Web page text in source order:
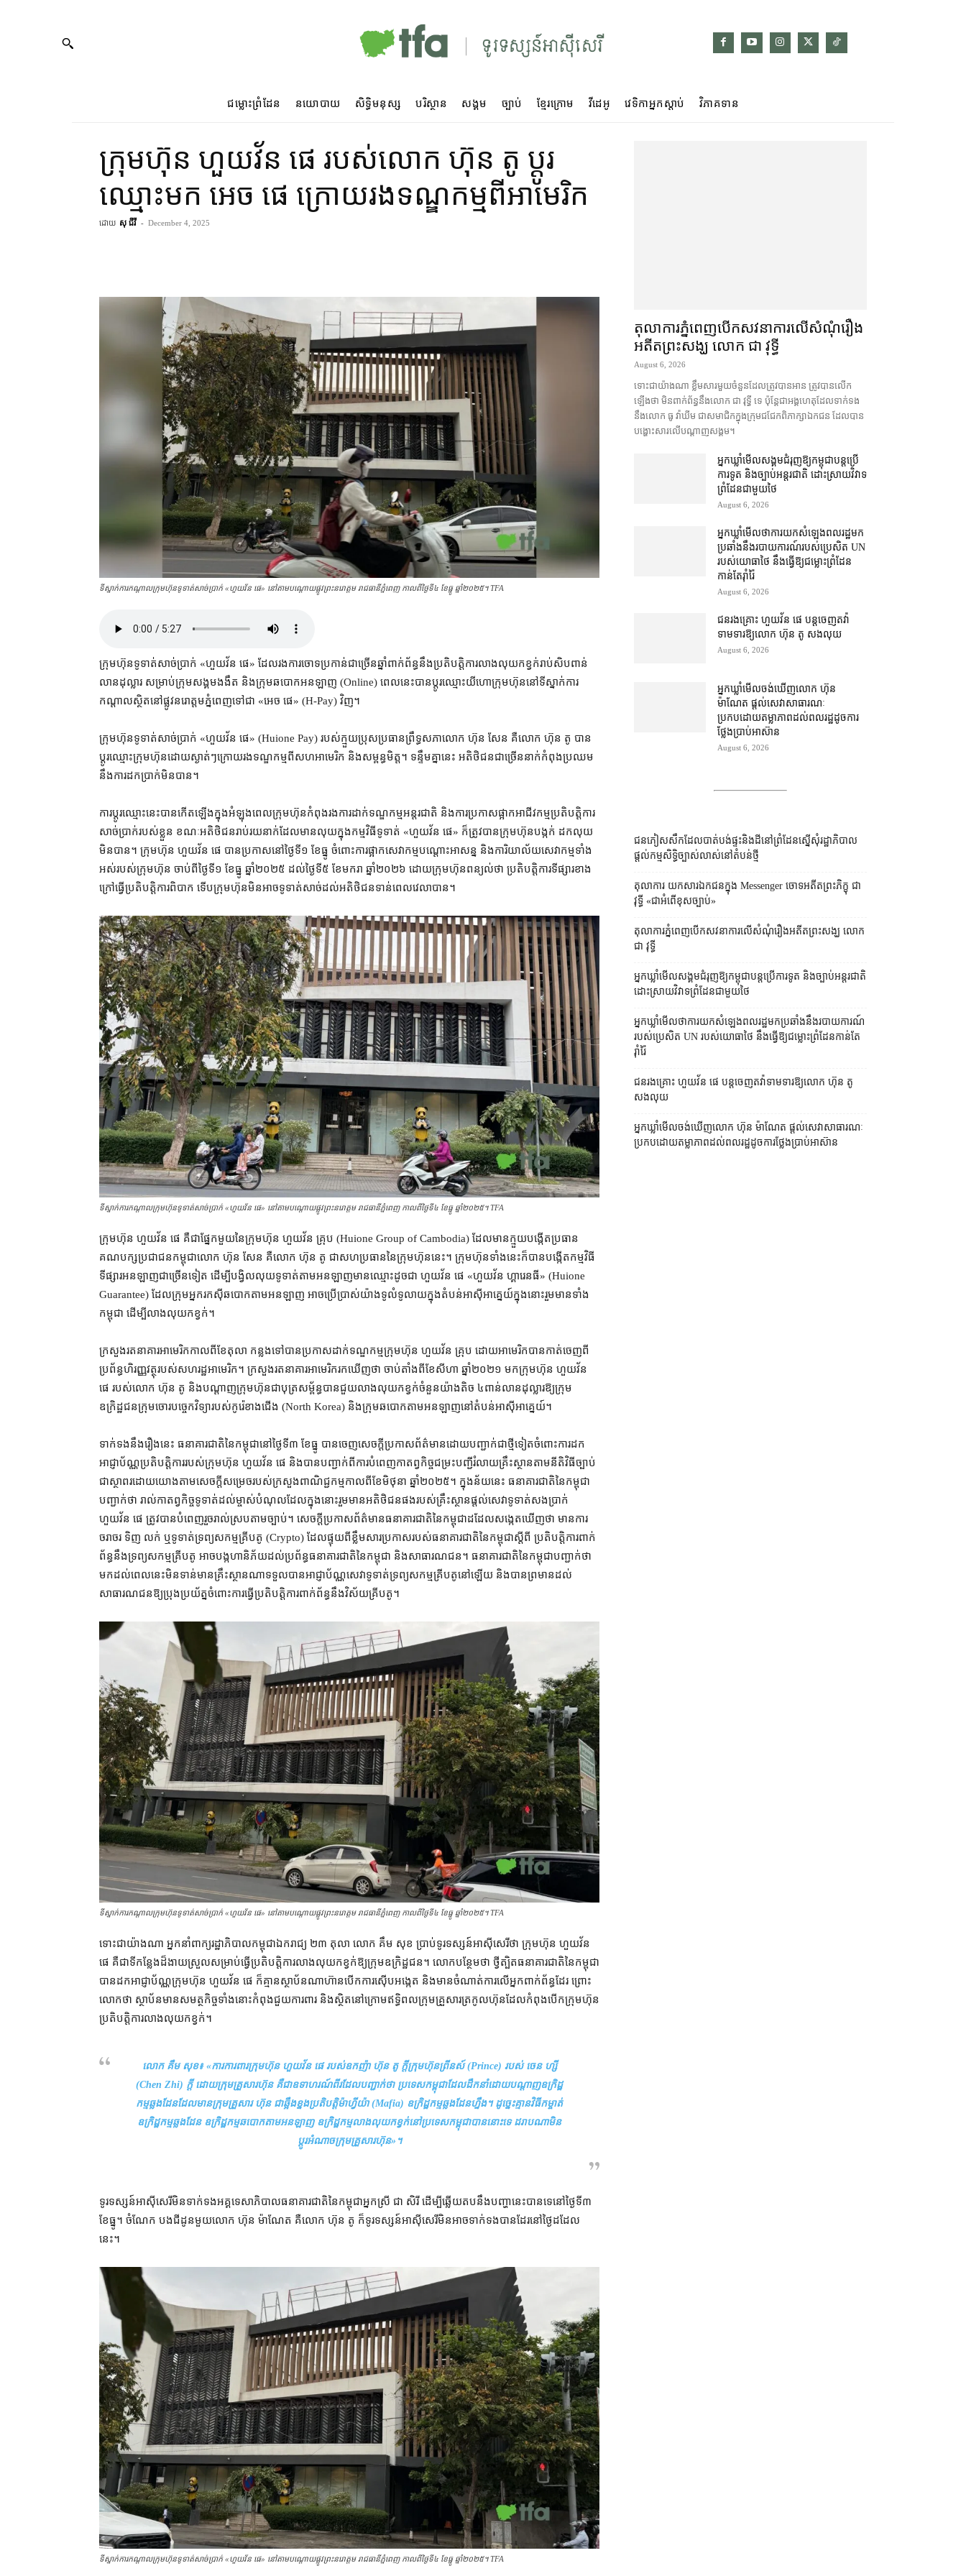
ជម្លោះព្រំដែន នយោបាយ សិទ្ធិមនុស្ស បរិស្ថាន សង្គម ច្បាប់ ខ្មែរក្រោម វីដេអូ វេទិកាអ្នកស្ដាប់ វិភាគទាន
ក្រុមហ៊ុន ហួយវ័ន ផេ របស់លោក ហ៊ុន តូ ប្តូរ​
ឈ្មោះ​មក អេច ផេ ក្រោយ​រង​ទណ្ឌកម្ម​ពី​អាមេរិក
ដោយ សុ ជីវី - December 4, 2025
ទីស្នាក់ការ​កណ្ដាល​ក្រុមហ៊ុន​ទូទាត់​សាច់ប្រាក់ «ហួយ​វ័ន ផេ​» នៅ​តាម​បណ្ដោយ​ផ្លូវ​ព្រះនរោត្ដម រាជធានី​ភ្នំពេញ កាលពីថ្ងៃទី៤ ខែ​ធ្នូ ឆ្នាំ​២០២៥។ TFA
ក្រុមហ៊ុន​ទូទាត់​សាច់ប្រាក់ «ហួយ​វ័ន ផេ​» ដែល​រង​ការចោទប្រកាន់​ជាច្រើន​ឆ្នាំ​ពាក់ព័ន្ធ​នឹង​ប្រតិបត្តិការ​លាងលុយកខ្វក់​រាប់​សិប​ពាន់​
លាន​ដុល្លារ សម្រាប់​ក្រុម​សង្គម​ងងឹត និង​ក្រុម​ឆបោក​អនឡាញ (Online) ពេល​នេះ​បាន​ប្ដូរ​ឈ្មោះ​យីហោ​ក្រុមហ៊ុន​នៅ​ទីស្នាក់ការ​
កណ្ដាល​ស្ថិតនៅ​ផ្លូវ​នរោត្តម​ភ្នំពេញ​ទៅជា «អេច ផេ​» (H-Pay) វិញ។
ក្រុមហ៊ុន​ទូទាត់​សាច់ប្រាក់ «​ហួយ​វ័ន ផេ» (Huione Pay) របស់​ក្មួយប្រុស​ប្រធាន​ព្រឹទ្ធសភា​លោក ហ៊ុន សែន គឺ​លោក ហ៊ុន តូ បាន​
ប្ដូរ​ឈ្មោះ​ក្រុមហ៊ុន​ដោយ​ស្ងាត់ៗ​ក្រោយ​រង​ទណ្ឌកម្ម​ពី​សហ​អាមេរិក និង​សម្ពន្ធមិត្ត។ ទន្ទឹម​គ្នា​នេះ អតិថិជន​ជាច្រើន​នាក់​កំពុង​ប្រឈម​
នឹង​ការ​ដក​ប្រាក់​មិនបាន។
ការ​ប្តូរ​ឈ្មោះ​នេះ​បាន​កើតឡើង​ក្នុង​អំឡុង​ពេល​ក្រុមហ៊ុន​កំពុង​រង​ការ​ដាក់​ទណ្ឌកម្ម​អន្តរជាតិ និង​ការប្រកាស​ផ្អាក​អាជីវកម្ម​ប្រតិបត្តិការ​
សាច់ប្រាក់​របស់​ខ្លួន ខណៈ​អតិថិជន​រាប់​រយ​នាក់​ដែល​មាន​លុយ​ក្នុង​កម្មវិធី​ទូទាត់ «​ហួយ​វ័ន ផេ​» ក៏​ត្រូវ​បាន​ក្រុមហ៊ុន​បង្កក់ ដក​លុយ​
មិនបាន​។ ក្រុមហ៊ុន ហួយ​វ័ន ផេ បាន​ប្រកាស​នៅ​ថ្ងៃទី​១ ខែ​ធ្នូ ចំពោះ​ការ​ផ្អាក​សេវាកម្ម​បណ្ដោះអាសន្ន និង​ការិយាល័យ​សេវាកម្ម​ទាំង
អស់​របស់​ក្រុមហ៊ុន ចាប់ពី​ថ្ងៃទី​១ ខែធ្នូ ឆ្នាំ​២០២៥ ដល់​ថ្ងៃទី​៥ ខែមករា ឆ្នាំ​២០២៦ ដោយ​ក្រុមហ៊ុន​ពន្យល់​ថា ប្រតិបត្តិការ​ទីផ្សារ​ខាង
ក្រៅ​ធ្វើ​ប្រតិបត្តិ​ការ​ពិបាក ទើប​ក្រុមហ៊ុន​មិនអាច​ទូទាត់​សាច់​ដល់​អតិថិជន​ទាន់​ពេល​វេលា​បាន។
ទីស្នាក់ការ​កណ្ដាល​ក្រុមហ៊ុន​ទូទាត់​សាច់ប្រាក់ «ហួយ​វ័ន ផេ​» នៅ​តាម​បណ្ដោយ​ផ្លូវ​ព្រះនរោត្ដម រាជធានី​ភ្នំពេញ កាលពីថ្ងៃទី៤ ខែ​ធ្នូ ឆ្នាំ​២០២៥។ TFA
ក្រុមហ៊ុន ហួយវ័ន ផេ គឺជា​ផ្នែក​មួយ​នៃ​ក្រុមហ៊ុន ហួយវ័ន គ្រុប (Huione Group of Cambodia) ដែល​មាន​ក្មួយបង្កើត​ប្រធាន​
គណបក្ស​ប្រជាជន​កម្ពុជា​លោក ហ៊ុន សែន គឺ​លោក ហ៊ុន តូ ជា​សហប្រធាន​នៃ​ក្រុមហ៊ុន​នេះ។ ក្រុមហ៊ុន​ទាំងនេះ​ក៏បាន​បង្កើត​កម្មវិធី​
ទីផ្សារ​អនឡាញ​ជាច្រើន​ទៀត ដើម្បី​បង្វិល​លុយ​ទូទាត់​តាម​អនឡាញ​មានឈ្មោះ​ដូចជា ហួយវ័ន ផេ «​ហួយ​វ័ន ហ្គារេនធី» (Huione
Guarantee) ដែល​ក្រុម​អ្នក​រកស៊ី​ឆបោក​តាម​អនឡាញ អាច​ប្រើប្រាស់​យ៉ាង​ទូលំទូលាយ​ក្នុង​តំបន់​អាស៊ីអាគ្នេយ៍​ក្នុង​នោះ​រួមមាន​ទាំង​
កម្ពុជា ដើម្បី​លាងលុយកខ្វក់។
ក្រសួង​រតនាគារ​អាមេរិក​កាលពី​ខែ​តុលា កន្លង​ទៅ​បាន​ប្រកាស​ដាក់​ទណ្ឌកម្ម​ក្រុមហ៊ុន ហួយវ័ន គ្រុប ដោយ​អាមេរិក​បាន​កាត់​ចេញពី​
ប្រព័ន្ធ​ហិរញ្ញវត្ថុ​របស់​សហរដ្ឋអាមេរិក។ ក្រសួង​រតនាគារ​អាមេរិក​រក​ឃើញ​ថា ចាប់តាំងពី​ខែសីហា ឆ្នាំ​២០២១ មក​ក្រុមហ៊ុន ហួយវ័ន
ផេ របស់​លោក ហ៊ុន តូ និង​បណ្ដាញ​ក្រុមហ៊ុន​ជា​បុត្រ​សម្ព័ន្ធ​បាន​ជួយ​លាងលុយកខ្វក់​ចំនួន​យ៉ាងតិច ៤​ពាន់​លាន​ដុល្លារ​ឱ្យ​ក្រុម​
ឧក្រិដ្ឋជន​ក្រុម​ចោរ​បច្ចេកវិទ្យា​របស់​កូរ៉េខាងជើង (North Korea) និង​ក្រុម​ឆបោក​តាម​អនឡាញ​នៅ​តំបន់​អាស៊ីអាគ្នេយ៍។
ទាក់ទង​នឹង​រឿង​នេះ ធនាគារជាតិ​នៃ​កម្ពុជា​នៅ​ថ្ងៃទី៣ ខែ​ធ្នូ បាន​ចេញ​សេចក្ដីប្រកាស​ព័ត៌មាន​ដោយ​បញ្ជាក់​ជា​ថ្មី​ទៀត​ចំពោះ​ការ​ដក​
អាជ្ញាប័ណ្ណ​ប្រតិបត្តិការ​របស់​ក្រុមហ៊ុន ហួយវ័ន ផេ និង​បាន​បញ្ជាក់​ពី​ការ​បំពេញ​កាតព្វកិច្ច​ជម្រះបញ្ជី​រំលាយ​គ្រឹះស្ថាន​តាម​នីតិវិធី​ច្បាប់​
ជា​ស្ថាពរ​ដោយ​យោង​តាម​សេចក្ដីសម្រេច​របស់​ក្រសួងពាណិជ្ជកម្ម​កាលពី​ខែ​មិថុនា ឆ្នាំ​២០២៥​។ ក្នុង​ន័យ​នេះ ធនាគារជាតិ​នៃ​កម្ពុជា​
បញ្ជាក់​ថា រាល់​កាតព្វកិច្ច​ទូទាត់​ដល់​ម្ចាស់បំណុល​ដែល​ក្នុង​នោះ​រួមមាន​អតិថិជន​ផង​របស់​គ្រឹះស្ថាន​ផ្ដល់​សេវា​ទូទាត់​សង​ប្រាក់
ហួយវ័ន ផេ ត្រូវ​បាន​បំពេញ​រួចរាល់​ស្របតាម​ច្បាប់​។ សេចក្ដីប្រកាស​ព័ត៌មាន​ធនាគារជាតិ​នៃ​កម្ពុជា​ដដែល​សង្កេតឃើញ​ថា មាន​ការ​
ចរាចរ ទិញ លក់ ឬ​ទូទាត់​ទ្រព្យសកម្ម​គ្រីបតូ (Crypto) ដែល​ផ្ទុយ​ពី​ខ្លឹមសារ​ប្រកាស​របស់​ធនាគារជាតិ​នៃ​កម្ពុជា​ស្ដីពី ប្រតិបត្តិការ​ពាក់
ព័ន្ធ​នឹង​ទ្រព្យសកម្ម​គ្រីបតូ អាច​បង្ក​ហានិភ័យ​ដល់​ប្រព័ន្ធ​ធនាគារជាតិ​នៃ​កម្ពុជា និង​សាធារណជន។ ធនាគារជាតិ​នៃ​កម្ពុជា​បញ្ជាក់​ថា
មក​ដល់​ពេល​នេះ​មិន​ទាន់​មាន​គ្រឹះស្ថាន​ណា​ទទួល​បាន​អាជ្ញាប័ណ្ណ​សេវា​ទូទាត់​ទ្រព្យសកម្ម​គ្រីបតូ​នៅឡើយ និង​បាន​ព្រមាន​ដល់​
សាធារណជន​ឱ្យ​ប្រុងប្រយ័ត្ន​ចំពោះ​ការ​ធ្វើ​ប្រតិបត្តិការ​ពាក់ព័ន្ធ​នឹង​វិស័យ​គ្រីបតូ។
ទីស្នាក់ការ​កណ្ដាល​ក្រុមហ៊ុន​ទូទាត់​សាច់ប្រាក់ «ហួយ​វ័ន ផេ​» នៅ​តាម​បណ្ដោយ​ផ្លូវ​ព្រះនរោត្ដម រាជធានី​ភ្នំពេញ កាលពីថ្ងៃទី៤ ខែ​ធ្នូ ឆ្នាំ​២០២៥។ TFA
ទោះជា​យ៉ាងណា អ្នកនាំពាក្យ​រដ្ឋាភិបាល​កម្ពុជា​ឯករាជ្យ ២៣ តុលា លោក គឹម សុខ ប្រាប់​ទូរទស្សន៍​អាស៊ីសេរី​ថា ក្រុមហ៊ុន ហួយវ័ន
ផេ គឺជា​ទីកន្លែង​ដ៏​ងាយស្រួល​សម្រាប់​ធ្វើ​ប្រតិបត្តិការ​លាងលុយកខ្វក់​ឱ្យ​ក្រុម​ឧក្រិដ្ឋជន​។ លោក​បន្ថែម​ថា ថ្វី​ត្បិត​ធនាគារជាតិ​នៃ​កម្ពុជា​
បាន​ដក​អាជ្ញាប័ណ្ណ​ក្រុមហ៊ុន ហួយវ័ន ផេ ក៏​គ្មាន​ស្ថាប័ន​ណា​ហ៊ាន​បើក​ការស៊ើបអង្កេត និង​មាន​ចំណាត់ការ​លើ​អ្នក​ពាក់ព័ន្ធ​ដែរ ព្រោះ​
លោក​ថា ស្ថាប័ន​មាន​សមត្ថកិច្ច​ទាំងនោះ​កំពុង​ជួយ​ការពារ និង​ស្ថិត​នៅ​ក្រោម​ឥទ្ធិពល​ក្រុម​គ្រួសារ​ត្រកូល​ហ៊ុន​ដែល​កំពុង​បើក​ក្រុមហ៊ុន​
ប្រតិបត្តិការ​លាងលុយ​កខ្វក់។
លោក គឹម សុខ៖ «ការ​ការពារ​ក្រុមហ៊ុន ហួយវ័ន ផេ របស់​ឧកញ៉ា ហ៊ុន តូ ក្ដី​ក្រុមហ៊ុន​ព្រីនស៍ (Prince) របស់ ចេន ហ្សី
(Chen Zhi) ក្ដី ដោយ​ក្រុម​គ្រួសារ​ហ៊ុន គឺជា​ឧទាហរណ៍​ពីរ​ដែល​បញ្ជាក់​ថា ប្រទេស​កម្ពុជា​ដែល​ដឹកនាំ​ដោយ​បណ្ដាញ​ឧក្រិដ្ឋ
កម្ម​ឆ្លងដែន​ដែល​មាន​ក្រុម​គ្រួសារ ហ៊ុន ជា​ឆ្អឹងខ្នង​ប្រតិបត្តិ​ម៉ាហ្វីយ៉ា (Mafia) ឧក្រិដ្ឋកម្ម​ឆ្លងដែន​ហ្នឹង។ ដូច្នេះ​គ្មាន​វិធី​កម្ចាត់​
ឧក្រិដ្ឋកម្ម​ឆ្លងដែន ឧក្រិដ្ឋកម្ម​ឆបោក​តាម​អន​ឡាញ ឧក្រិដ្ឋកម្ម​លាងលុយកខ្វក់​នៅ​ប្រទេស​កម្ពុជា​បាន​នោះ​ទេ ដរាបណា​មិន​
ប្ដូរ​អំណាច​ក្រុម​គ្រួសារ​ហ៊ុន»។
ទូរទស្សន៍​អាស៊ីសេរី​មិន​ទាក់ទង​អគ្គទេសាភិបាល​ធនាគារ​ជាតិ​នៃ​កម្ពុជា​អ្នកស្រី ជា សិរី ដើម្បី​ឆ្លើយតប​នឹង​បញ្ហា​នេះ​បានទេ​នៅ​ថ្ងៃទី៣
ខែ​ធ្នូ។ ចំណែក បងជីដូនមួយ​លោក ហ៊ុន ម៉ាណែត គឺ​លោក ហ៊ុន តូ ក៏​ទូរទស្សន៍​អាស៊ីសេរី​មិនអាច​ទាក់ទង​បាន​ដែរ​នៅ​ថ្ងៃ​ដដែល​
នេះ។
ទីស្នាក់ការ​កណ្ដាល​ក្រុមហ៊ុន​ទូទាត់​សាច់ប្រាក់ «ហួយ​វ័ន ផេ​» នៅ​តាម​បណ្ដោយ​ផ្លូវ​ព្រះនរោត្ដម រាជធានី​ភ្នំពេញ កាលពីថ្ងៃទី៤ ខែ​ធ្នូ ឆ្នាំ​២០២៥។ TFA
តុលាការ​ភ្នំពេញ​​បើកសវនាការ​លើ​សំណុំរឿង​​
អតីត​ព្រះសង្ឃ លោក ជា វុទ្ធី
August 6, 2026
ទោះជា​យ៉ាងណា ខ្លឹមសារ​មួយចំនួន​ដែល​ត្រូវ​បាន​អាន ត្រូវ​បាន​លើក
ឡើង​ថា មិន​ពាក់ព័ន្ធ​នឹង​លោក ជា វុទ្ធី ទេ ប៉ុន្តែ​ជា​អង្គ​ហេតុ​ដែល​ទាក់ទង​
នឹង​លោក ធូ វ៉ាឃីម ជា​សមាជិក​ក្នុង​ក្រុម​ជជែក​ពិភាក្សា​ឯកជន ដែល​បាន​
បង្ហោះ​សា​រលើ​បណ្ដាញ​សង្គម។
អ្នកឃ្លាំមើល​សង្គម​ជំរុញ​ឱ្យ​កម្ពុជា​បន្ត​ប្រើ​
ការទូត និង​ច្បាប់​អន្តរជាតិ ដោះស្រាយ​វិវាទ​
ព្រំដែន​ជាមួយ​ថៃ
August 6, 2026
អ្នកឃ្លាំមើល​ថា​ការ​យក​សំឡេង​ពលរដ្ឋ​មក​
ប្រឆាំង​នឹង​របាយការណ៍​របស់​ប្រេសិត UN
របស់​យោធា​ថៃ នឹង​ធ្វើ​ឱ្យ​ជម្លោះព្រំដែន​
កាន់តែ​រ៉ាំរ៉ៃ
August 6, 2026
ជនរងគ្រោះ ហួយវ័ន ផេ បន្ត​ចេញ​តវ៉ា​
ទាមទារ​ឱ្យ​លោក ហ៊ុន តូ សង​លុយ
August 6, 2026
អ្នកឃ្លាំមើល​ចង់​ឃើញ​លោក ហ៊ុន
ម៉ាណែត ផ្ដល់​សេវា​សាធារណៈ​
ប្រកបដោយ​តម្លាភាព​ដល់​ពលរដ្ឋ​ដូច​ការ​
ថ្លែង​ប្រាប់​អាស៊ាន
August 6, 2026
ជនភៀសសឹក​ដែល​បាត់បង់​ផ្ទះ​និង​ដី​នៅ​ព្រំដែន​ស្នើសុំ​រដ្ឋាភិបាល​
ផ្តល់​កម្មសិទ្ធិ​ច្បាស់លាស់​នៅ​តំបន់​ថ្មី
តុលាការ​​ យកសារឯកជនក្នុង Messenger ចោទអតីតព្រះភិក្ខុ ជា
វុទ្ធី «ជាអំពើខុសច្បាប់»
តុលាការ​ភ្នំពេញ​​បើកសវនាការ​លើ​សំណុំរឿង​​អតីត​ព្រះសង្ឃ លោក
ជា វុទ្ធី
អ្នកឃ្លាំមើល​សង្គម​ជំរុញ​ឱ្យ​កម្ពុជា​បន្ត​ប្រើ​ការទូត និង​ច្បាប់​អន្តរជាតិ
ដោះស្រាយ​វិវាទ​ព្រំដែន​ជាមួយ​ថៃ
អ្នកឃ្លាំមើល​ថា​ការ​យក​សំឡេង​ពលរដ្ឋ​មក​ប្រឆាំង​នឹង​របាយការណ៍​
របស់​ប្រេសិត UN របស់​យោធា​ថៃ នឹង​ធ្វើ​ឱ្យ​ជម្លោះព្រំដែន​កាន់តែ​
រ៉ាំរ៉ៃ
ជនរងគ្រោះ ហួយវ័ន ផេ បន្ត​ចេញ​តវ៉ា​ទាមទារ​ឱ្យ​លោក ហ៊ុន តូ
សង​លុយ
អ្នកឃ្លាំមើល​ចង់​ឃើញ​លោក ហ៊ុន ម៉ាណែត ផ្ដល់​សេវា​សាធារណៈ​
ប្រកបដោយ​តម្លាភាព​ដល់​ពលរដ្ឋ​ដូច​ការ​ថ្លែង​ប្រាប់​អាស៊ាន